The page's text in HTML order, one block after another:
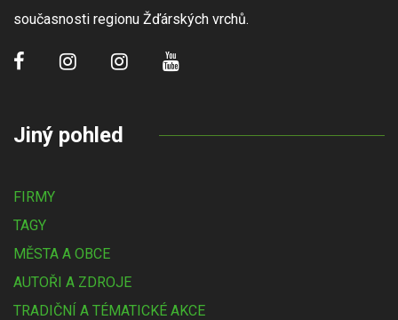
současnosti regionu Žďárských vrchů.
Jiný pohled
FIRMY
TAGY
MĚSTA A OBCE
AUTOŘI A ZDROJE
TRADIČNÍ A TÉMATICKÉ AKCE